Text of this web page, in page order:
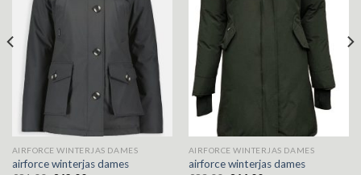
AIRFORCE WINTERJAS DAMES
airforce winterjas dames
AIRFORCE WINTERJAS DAMES
airforce winterjas dames